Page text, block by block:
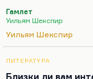
самодержавием.
У Горацио была бы
оказался
ней не готов. Это
Гамлет
Уильям Шекспир
Уильям Шекспир
ЛИТЕРАТУРА
Близки ли вам